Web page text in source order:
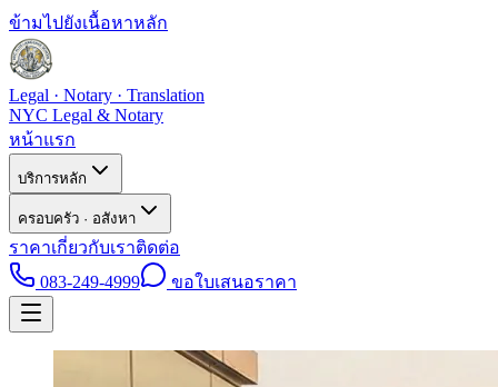
ข้ามไปยังเนื้อหาหลัก
Legal · Notary · Translation
NYC Legal & Notary
หน้าแรก
บริการหลัก
ครอบครัว · อสังหา
ราคาเกี่ยวกับเราติดต่อ
083-249-4999
ขอใบเสนอราคา